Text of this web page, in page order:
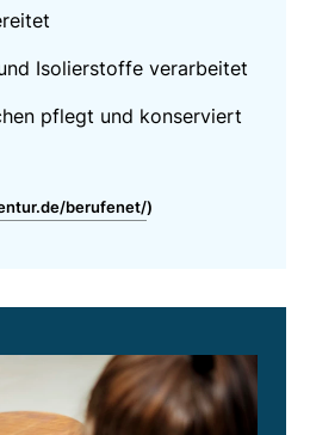
Isolierstoffe verarbeitet
pflegt und konserviert
berufenet/)